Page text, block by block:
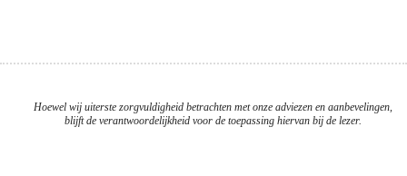
Hoewel wij uiterste zorgvuldigheid betrachten met onze adviezen en aanbevelingen,
blijft de verantwoordelijkheid voor de toepassing hiervan bij de lezer.